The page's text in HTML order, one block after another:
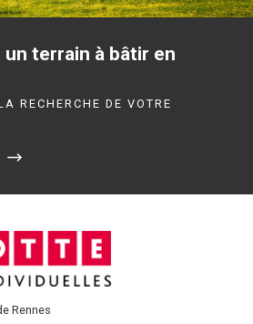
terrain à bâtir en
RECHERCHE DE VOTRE
Rennes